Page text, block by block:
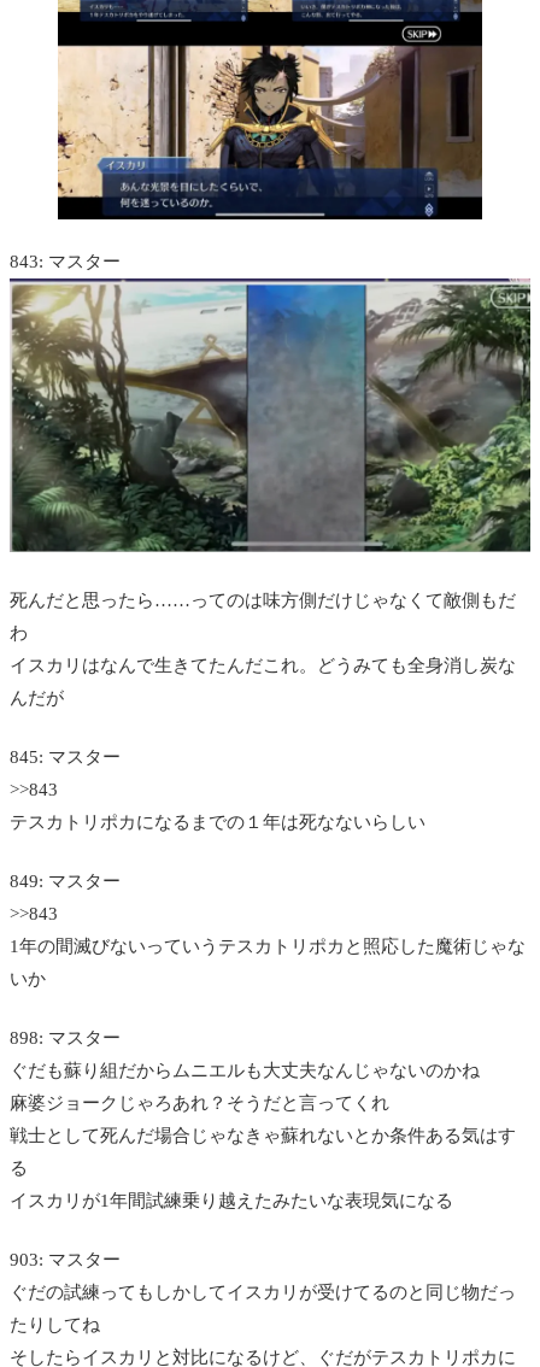
843: マスター
死んだと思ったら……ってのは味方側だけじゃなくて敵側もだ
わ
イスカリはなんで生きてたんだこれ。どうみても全身消し炭な
んだが
845: マスター
>>843
テスカトリポカになるまでの１年は死なないらしい
849: マスター
>>843
1年の間滅びないっていうテスカトリポカと照応した魔術じゃな
いか
898: マスター
ぐだも蘇り組だからムニエルも大丈夫なんじゃないのかね
麻婆ジョークじゃろあれ？そうだと言ってくれ
戦士として死んだ場合じゃなきゃ蘇れないとか条件ある気はす
る
イスカリが1年間試練乗り越えたみたいな表現気になる
903: マスター
ぐだの試練ってもしかしてイスカリが受けてるのと同じ物だっ
たりしてね
そしたらイスカリと対比になるけど、ぐだがテスカトリポカに